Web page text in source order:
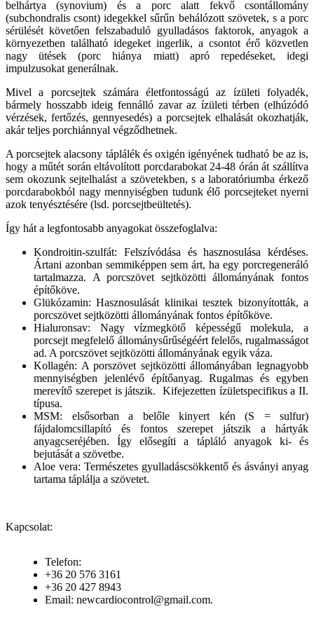
belhártya (synovium) és a porc alatt fekvő csontállomány
(subchondralis csont) idegekkel sűrűn behálózott szövetek, s a porc
sérülését követően felszabaduló gyulladásos faktorok, anyagok a
környezetben található idegeket ingerlik, a csontot érő közvetlen
nagy ütések (porc hiánya miatt) apró repedéseket, idegi
impulzusokat generálnak.
Mivel a porcsejtek számára életfontosságú az ízületi folyadék,
bármely hosszabb ideig fennálló zavar az ízületi térben (elhúzódó
vérzések, fertőzés, gennyesedés) a porcsejtek elhalását okozhatják,
akár teljes porchiánnyal végződhetnek.
A porcsejtek alacsony táplálék és oxigén igényének tudható be az is,
hogy a műtét során eltávolított porcdarabokat 24-48 órán át szállítva
sem okozunk sejtelhalást a szövetekben, s a laboratóriumba érkező
porcdarabokból nagy mennyiségben tudunk élő porcsejteket nyerni
azok tenyésztésére (lsd. porcsejtbeültetés).
Így hát a legfontosabb anyagokat összefoglalva:
Kondroitin-szulfát: Felszívódása és hasznosulása kérdéses.
Ártani azonban semmiképpen sem árt, ha egy porcregeneráló
tartalmazza. A porcszövet sejtközötti állományának fontos
építőköve.
Glükózamin: Hasznosulását klinikai tesztek bizonyították, a
porcszövet sejtközötti állományának fontos építőköve.
Hialuronsav: Nagy vízmegkötő képességű molekula, a
porcsejt megfelelő állománysűrűségéért felelős, rugalmasságot
ad. A porcszövet sejtközötti állományának egyik váza.
Kollagén: A porszövet sejtközötti állományában legnagyobb
mennyiségben jelenlévő építőanyag. Rugalmas és egyben
merevítő szerepet is játszik. Kifejezetten ízületspecifikus a II.
típusa.
MSM: elsősorban a belőle kinyert kén (S = sulfur)
fájdalomcsillapító és fontos szerepet játszik a hártyák
anyagcseréjében. Így elősegíti a tápláló anyagok ki- és
bejutását a szövetbe.
Aloe vera: Természetes gyulladáscsökkentő és ásványi anyag
tartama táplálja a szövetet.
Kapcsolat:
Telefon:
+36 20 576 3161
+36 20 427 8943
Email: newcardiocontrol@gmail.com.